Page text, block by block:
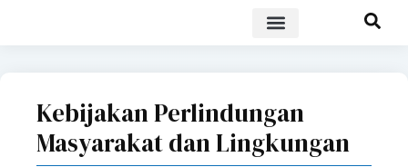
Kebijakan Perlindungan
Masyarakat dan Lingkungan